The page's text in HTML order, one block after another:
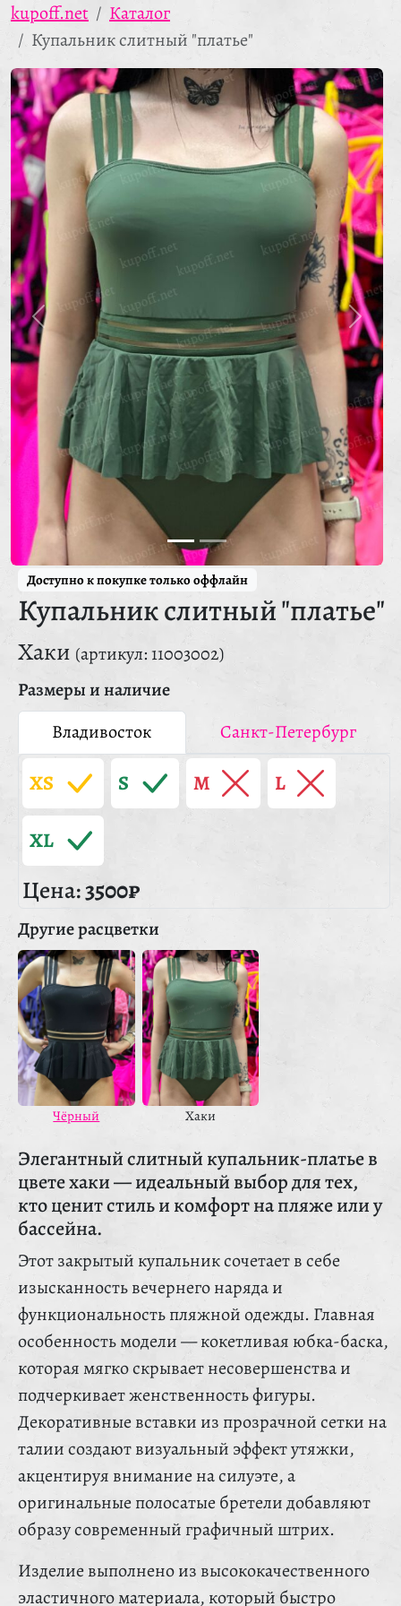
kupoff.net
Каталог
Купальник слитный "платье"
Доступно к покупке только оффлайн
Купальник слитный "платье"
Хаки (артикул: 11003002)
Размеры и наличие
Владивосток
Санкт-Петербург
XS S M L
XL
Цена:3500₽
Другие расцветки
Чёрный Хаки
Элегантный слитный купальник-платье в
цвете хаки — идеальный выбор для тех,
кто ценит стиль и комфорт на пляже или у
бассейна.
Этот закрытый купальник сочетает в себе
изысканность вечернего наряда и
функциональность пляжной одежды. Главная
особенность модели — кокетливая юбка-баска,
которая мягко скрывает несовершенства и
подчеркивает женственность фигуры.
Декоративные вставки из прозрачной сетки на
талии создают визуальный эффект утяжки,
акцентируя внимание на силуэте, а
оригинальные полосатые бретели добавляют
образу современный графичный штрих.
Изделие выполнено из высококачественного
эластичного материала, который быстро